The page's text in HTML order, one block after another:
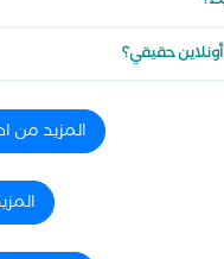
حقيقي؟
المزيد من